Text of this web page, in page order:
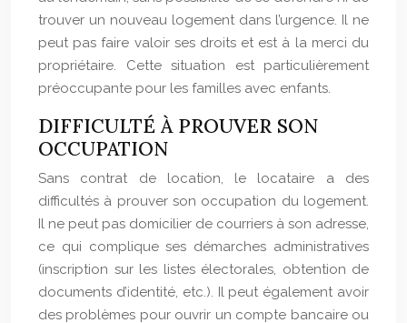
trouver un nouveau logement dans l’urgence. Il ne
peut pas faire valoir ses droits et est à la merci du
propriétaire. Cette situation est particulièrement
préoccupante pour les familles avec enfants.
DIFFICULTÉ À PROUVER SON
OCCUPATION
Sans contrat de location, le locataire a des
difficultés à prouver son occupation du logement.
Il ne peut pas domicilier de courriers à son adresse,
ce qui complique ses démarches administratives
(inscription sur les listes électorales, obtention de
documents d’identité, etc.). Il peut également avoir
des problèmes pour ouvrir un compte bancaire ou